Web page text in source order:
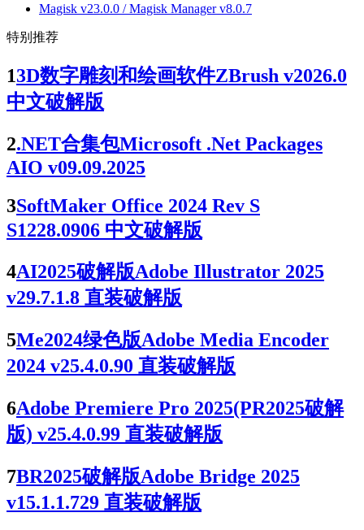
Magisk v23.0.0 / Magisk Manager v8.0.7
特别推荐
13D数字雕刻和绘画软件ZBrush v2026.0
中文破解版
2.NET合集包Microsoft .Net Packages
AIO v09.09.2025
3SoftMaker Office 2024 Rev S
S1228.0906 中文破解版
4AI2025破解版Adobe Illustrator 2025
v29.7.1.8 直装破解版
5Me2024绿色版Adobe Media Encoder
2024 v25.4.0.90 直装破解版
6Adobe Premiere Pro 2025(PR2025破解
版) v25.4.0.99 直装破解版
7BR2025破解版Adobe Bridge 2025
v15.1.1.729 直装破解版